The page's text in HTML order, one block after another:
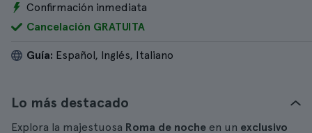
Confirmación inmediata
Cancelación GRATUITA
Guía: Español, Inglés, Italiano
Lo más destacado
Explora la majestuosa Roma de noche en un exclusivo